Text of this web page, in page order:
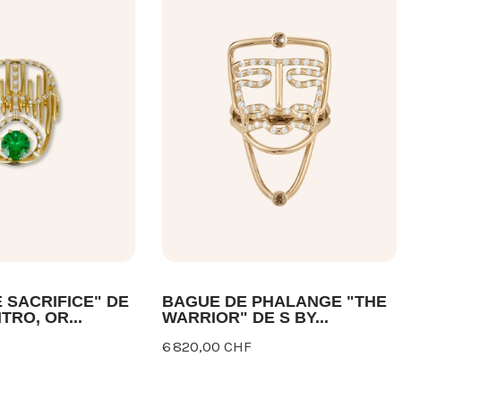
SACRIFICE" DE
OR...
BAGUE DE PHALANGE "THE
WARRIOR" DE S BY...
6 820,00 CHF